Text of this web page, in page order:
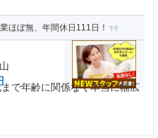
ほぼ無、年間休日111日！
で年齢に関係なく本当に幅広